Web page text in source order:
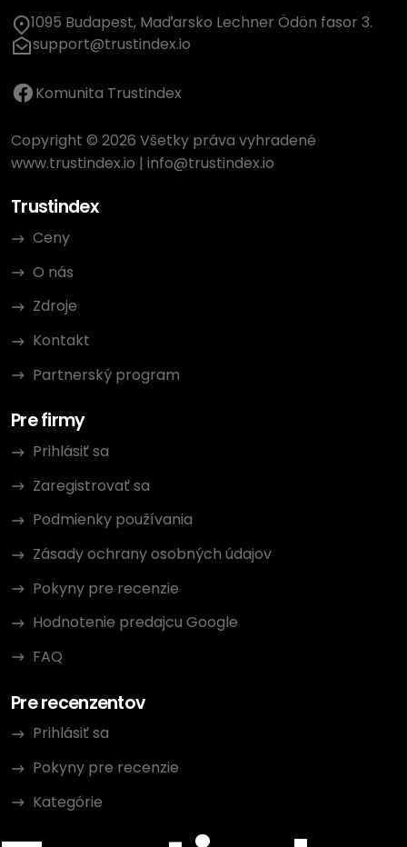
1095 Budapest, Maďarsko Lechner Ödön fasor 3.
support@trustindex.io
Komunita Trustindex
Copyright © 2026 Všetky práva vyhradené
www.trustindex.io | info@trustindex.io
Trustindex
Ceny
O nás
Zdroje
Kontakt
Partnerský program
Pre firmy
Prihlásiť sa
Zaregistrovať sa
Podmienky používania
Zásady ochrany osobných údajov
Pokyny pre recenzie
Hodnotenie predajcu Google
FAQ
Pre recenzentov
Prihlásiť sa
Pokyny pre recenzie
Kategórie